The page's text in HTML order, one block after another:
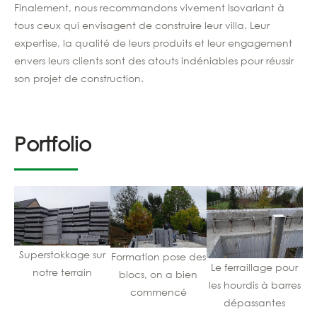
Finalement, nous recommandons vivement Isovariant à
tous ceux qui envisagent de construire leur villa. Leur
expertise, la qualité de leurs produits et leur engagement
envers leurs clients sont des atouts indéniables pour réussir
son projet de construction.
Portfolio
Superstokkage sur
notre terrain
Formation pose des
blocs, on a bien
commencé
Le ferraillage pour
les hourdis à barres
dépassantes